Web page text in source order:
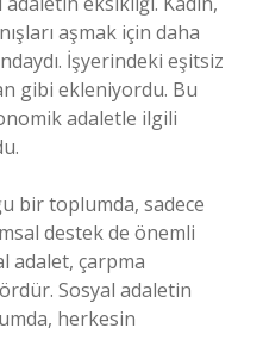
aşmak için daha
İşyerindeki eşitsiz
gibi ekleniyordu. Bu
adaletle ilgili
bir toplumda, sadece
destek de önemli
adalet, çarpma
Sosyal adaletin
herkesin